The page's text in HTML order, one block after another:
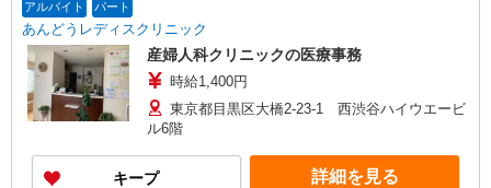
アルバイト パート
あんどうレディスクリニック
産婦人科クリニックの医療事務
時給1,400円
東京都目黒区大橋2-23-1 西渋谷ハイウエービ
ル6階
キープ 詳細を見る